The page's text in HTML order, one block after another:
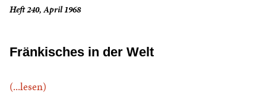
Heft 240, April 1968
Fränkisches in der Welt
(...lesen)